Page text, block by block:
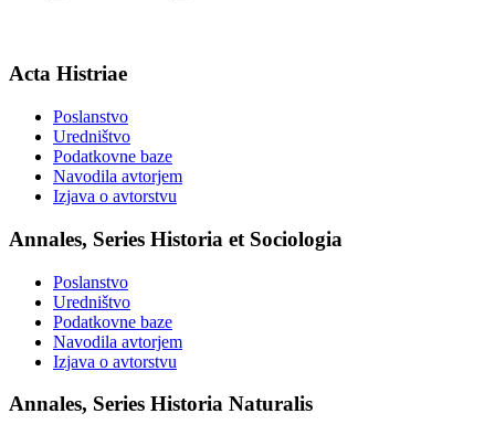
Acta Histriae
Poslanstvo
Uredništvo
Podatkovne baze
Navodila avtorjem
Izjava o avtorstvu
Annales, Series Historia et Sociologia
Poslanstvo
Uredništvo
Podatkovne baze
Navodila avtorjem
Izjava o avtorstvu
Annales, Series Historia Naturalis